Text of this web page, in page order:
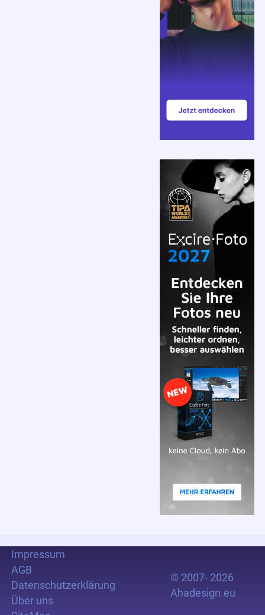
Impressum
AGB
Datenschutzerklärung
Über uns
© 2007- 2026
Ahadesign.eu